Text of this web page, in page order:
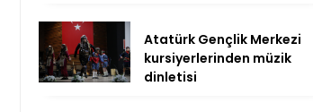
Atatürk Gençlik Merkezi
kursiyerlerinden müzik
dinletisi